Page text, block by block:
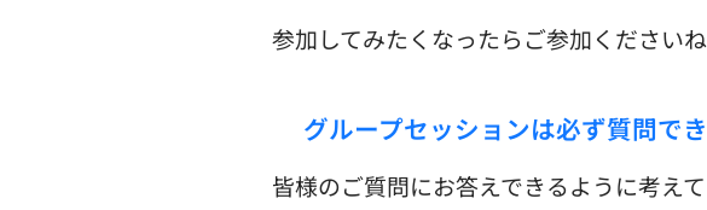
参加してみたくなったらご参加くださいね
☑︎グループセッションは必ず質問で
皆様のご質問にお答えできるように考えて